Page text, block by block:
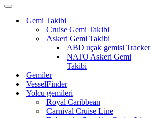
Dolaşım
menüsüGemi Takibi
Cruise Gemi Takibi
Askeri Gemi Takibi
ABD uçak gemisi Tracker
NATO Askeri Gemi
Takibi
Gemiler
VesselFinder
Yolcu gemileri
Royal Caribbean
Carnival Cruise Line